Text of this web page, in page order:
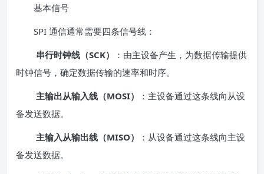
基本信号
SPI 通信通常需要四条信号线：
串行时钟线（SCK）
：由主设备产生，为数据传输提供
时钟信号，确定数据传输的速率和时序。
主输出从输入线（MOSI）
：主设备通过这条线向从设
备发送数据。
主输入从输出线（MISO）
：从设备通过这条线向主设
备发送数据。